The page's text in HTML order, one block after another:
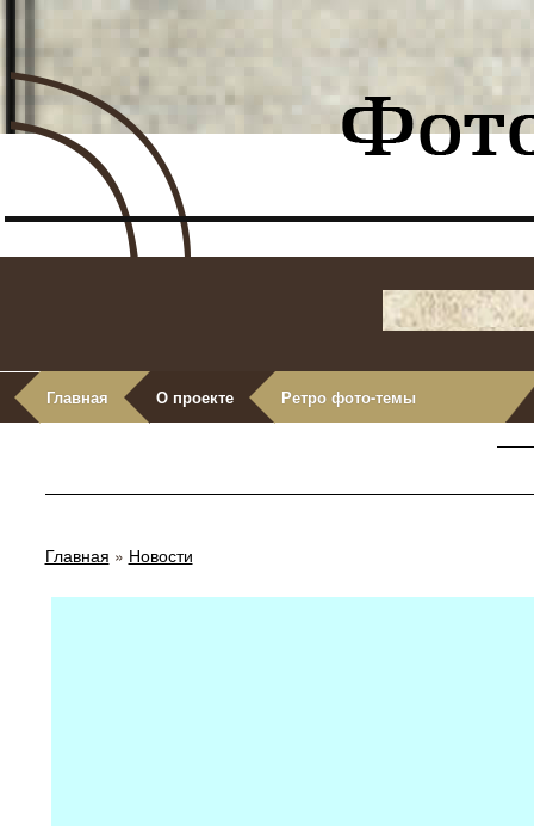
Главная О проекте Ретро фото-темы
Главная » Новости